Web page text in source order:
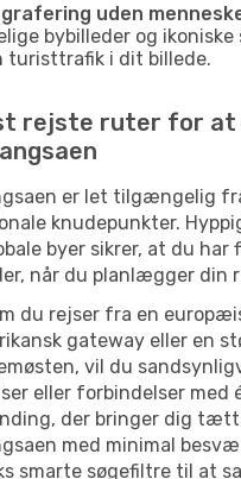
uden
bybilleder og
turisttrafik i dit billede.
rejste ruter for at
er let tilgængelig
knudepunkter.
byer sikrer, at du har
når du planlægger din
du rejser fra en
gateway eller en
vil du
eller forbindelser med
der bringer dig
med minimal
smarte søgefiltre til at